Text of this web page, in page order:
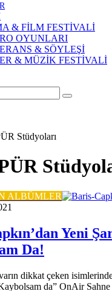
& FİLM FESTİVALİ
OYUNLARI
& SÖYLEŞİ
& MÜZİK FESTİVALİ
Arama
Stüdyoları
ALBÜMLER
Yeni
Da!
dikkat çeken
da” OnAir